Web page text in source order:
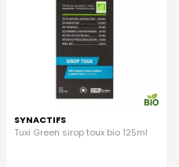
SYNACTIFS
Tuxi Green sirop toux bio 125ml